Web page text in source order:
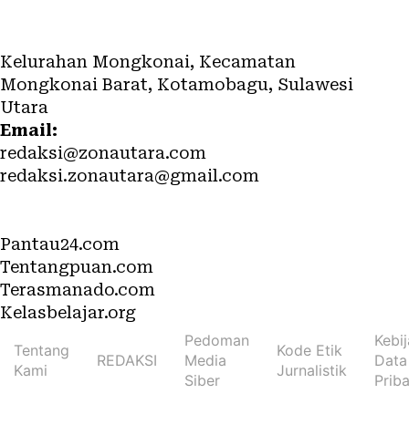
Kelurahan Mongkonai, Kecamatan
Mongkonai Barat, Kotamobagu, Sulawesi
Utara
Email:
redaksi@zonautara.com
redaksi.zonautara@gmail.com
Pantau24.com
Tentangpuan.com
Terasmanado.com
Kelasbelajar.org
Tentang
Kami
REDAKSI
Pedoman
Media
Siber
Kode Etik
Jurnalistik
Data